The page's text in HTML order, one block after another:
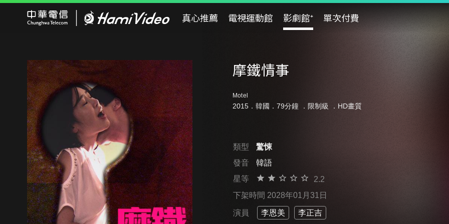
真心推薦 電視運動館 影劇館⁺ 單次付費
摩鐵情事
Motel
2015．韓國．79分鐘 ． 限制級 ．HD畫質
類型
驚悚
發音
韓語
星等
2.2
下架時間 2028年01月31日
演員 李恩美 李正吉